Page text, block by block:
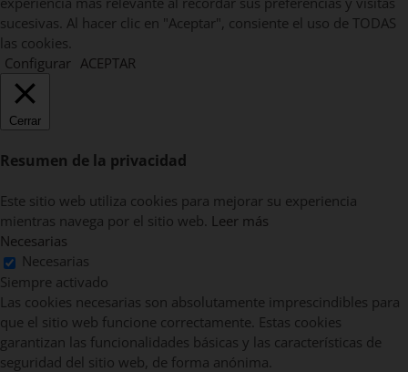
sucesivas. Al hacer clic en "Aceptar", consiente el uso de TODAS
las cookies.
Configurar ACEPTAR
Cerrar
Resumen de la privacidad
Este sitio web utiliza cookies para mejorar su experiencia
mientras navega por el sitio web. Leer más
Necesarias
Necesarias
Siempre activado
Las cookies necesarias son absolutamente imprescindibles para
que el sitio web funcione correctamente. Estas cookies
garantizan las funcionalidades básicas y las características de
seguridad del sitio web, de forma anónima.